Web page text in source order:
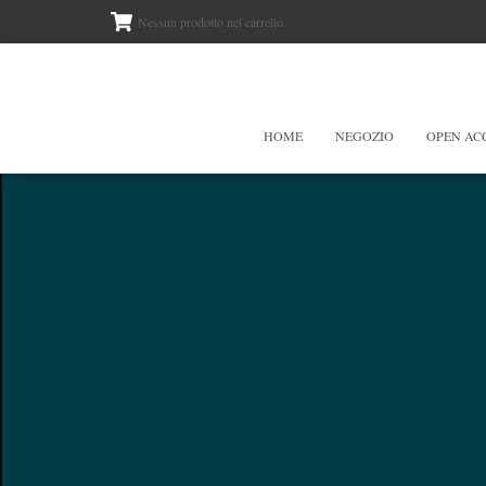
Nessun prodotto nel carrello.
HOME NEGOZIO OPEN